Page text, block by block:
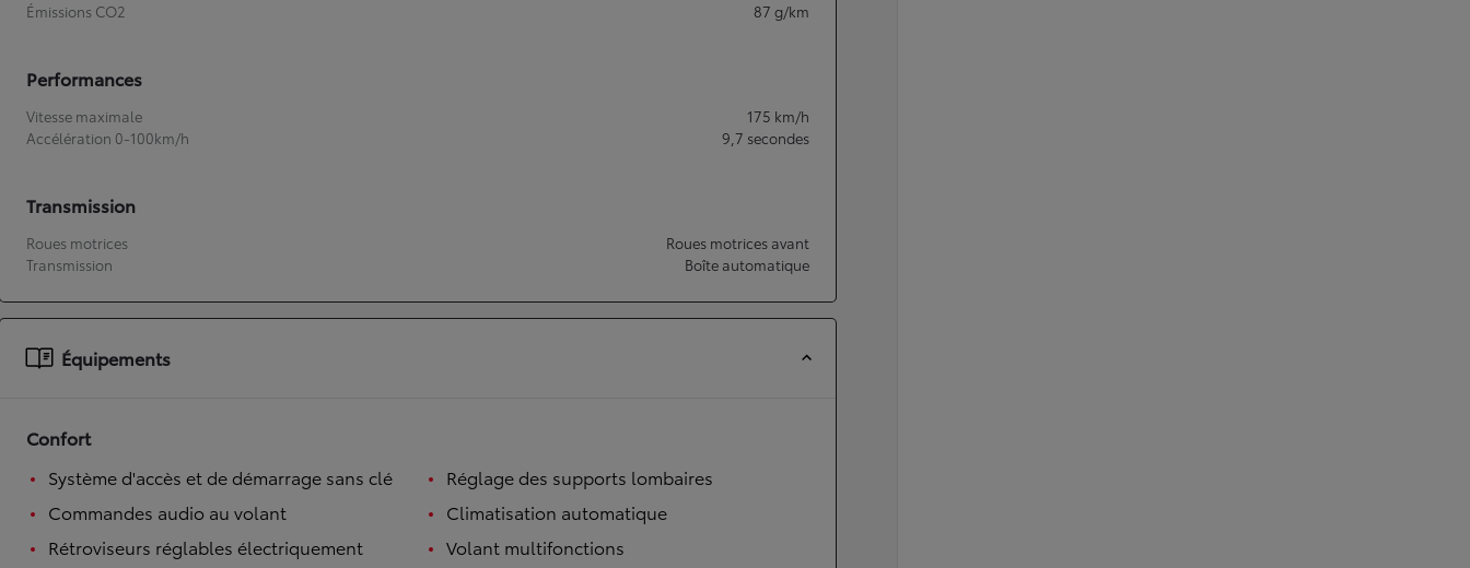
À partir de 19 700 €
Nouvelle Yaris Cross
HYBRIDE
Émissions CO2
87 g/km
Performances
Vitesse maximale 175 km/h
Accélération 0-100km/h
9,7 secondes
Transmission
Roues motrices
Roues motrices avant
Transmission
Boîte automatique
Équipements
Confort
Système d'accès et de démarrage sans clé
Commandes audio au volant
Rétroviseurs réglables électriquement
Réglage des supports lombaires
Climatisation automatique
Volant multifonctions